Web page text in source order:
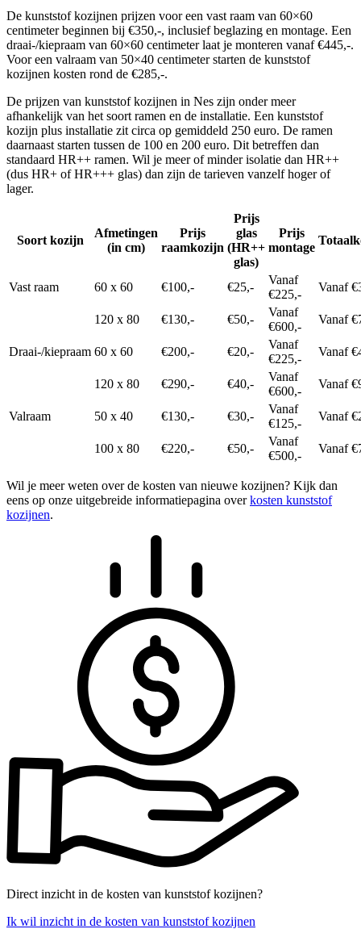
De kunststof kozijnen prijzen voor een vast raam van 60×60
centimeter beginnen bij €350,-, inclusief beglazing en montage. Een
draai-/kiepraam van 60×60 centimeter laat je monteren vanaf €445,-.
Voor een valraam van 50×40 centimeter starten de kunststof
kozijnen kosten rond de €285,-.
De prijzen van kunststof kozijnen in Nes zijn onder meer
afhankelijk van het soort ramen en de installatie. Een kunststof
kozijn plus installatie zit circa op gemiddeld 250 euro. De ramen
daarnaast starten tussen de 100 en 200 euro. Dit betreffen dan
standaard HR++ ramen. Wil je meer of minder isolatie dan HR++
(dus HR+ of HR+++ glas) dan zijn de tarieven vanzelf hoger of
lager.
Soort kozijn
Afmetingen
(in cm)
Prijs
raamkozijn
Prijs
glas
(HR++
glas)
Prijs
montage
Vast raam 60 x 60 €100,- €25,-
Vanaf
€225,-
Vanaf
120 x 80 €130,- €50,-
Vanaf
€600,-
Vanaf
Draai-/kiepraam 60 x 60 €200,- €20,-
Vanaf
€225,-
Vanaf
120 x 80 €290,- €40,-
Vanaf
€600,-
Vanaf
Valraam 50 x 40 €130,- €30,-
Vanaf
€125,-
Vanaf
100 x 80 €220,- €50,-
Vanaf
€500,-
Vanaf
Wil je meer weten over de kosten van nieuwe kozijnen? Kijk dan
eens op onze uitgebreide informatiepagina overkosten kunststof
kozijnen.
Direct inzicht in de kosten van kunststof kozijnen?
Ik wil inzicht in de kosten van kunststof kozijnen